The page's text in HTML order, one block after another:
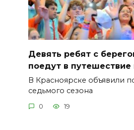
Девять ребят с
поедут в путешествие
В Красноярске объявили
седьмого сезона
0 19